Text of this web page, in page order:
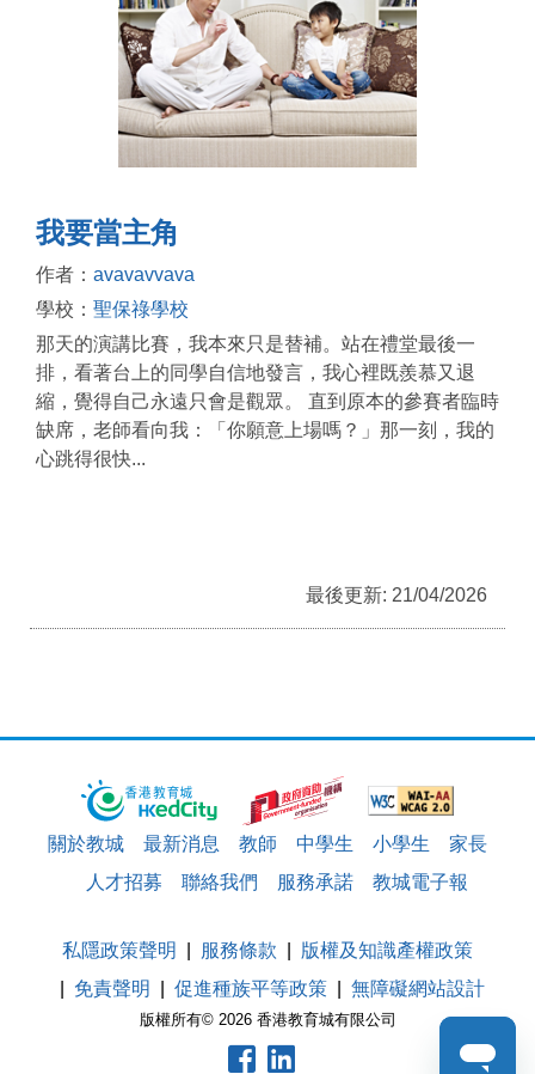
我要當主角
作者： avavavvava
學校： 聖保祿學校
那天的演講比賽，我本來只是替補。站在禮堂最後一
排，看著台上的同學自信地發言，我心裡既羨慕又退
縮，覺得自己永遠只會是觀眾。 直到原本的參賽者臨時
缺席，老師看向我：「你願意上場嗎？」那一刻，我的
心跳得很快...
最後更新: 21/04/2026
關於教城 最新消息 教師 中學生 小學生
家長
人才招募
聯絡我們 服務承諾 教城電子報
版權所有© 2026 香港教育城有限公司
私隱政策聲明 服務條款
版權及知識產權政策
免責聲明
促進種族平等政策 無障礙網站設計